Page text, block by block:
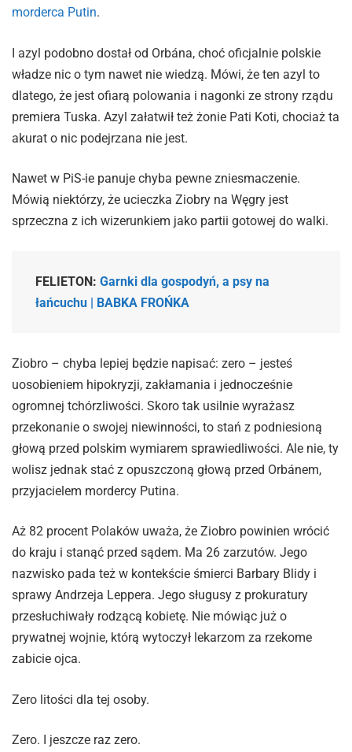
morderca Putin.
I azyl podobno dostał od Orbána, choć oficjalnie polskie
władze nic o tym nawet nie wiedzą. Mówi, że ten azyl to
dlatego, że jest ofiarą polowania i nagonki ze strony rządu
premiera Tuska. Azyl załatwił też żonie Pati Koti, chociaż ta
akurat o nic podejrzana nie jest.
Nawet w PiS-ie panuje chyba pewne zniesmaczenie.
Mówią niektórzy, że ucieczka Ziobry na Węgry jest
sprzeczna z ich wizerunkiem jako partii gotowej do walki.
FELIETON: Garnki dla gospodyń, a psy na
łańcuchu | BABKA FROŃKA
Ziobro – chyba lepiej będzie napisać: zero – jesteś
uosobieniem hipokryzji, zakłamania i jednocześnie
ogromnej tchórzliwości. Skoro tak usilnie wyrażasz
przekonanie o swojej niewinności, to stań z podniesioną
głową przed polskim wymiarem sprawiedliwości. Ale nie, ty
wolisz jednak stać z opuszczoną głową przed Orbánem,
przyjacielem mordercy Putina.
Aż 82 procent Polaków uważa, że Ziobro powinien wrócić
do kraju i stanąć przed sądem. Ma 26 zarzutów. Jego
nazwisko pada też w kontekście śmierci Barbary Blidy i
sprawy Andrzeja Leppera. Jego sługusy z prokuratury
przesłuchiwały rodzącą kobietę. Nie mówiąc już o
prywatnej wojnie, którą wytoczył lekarzom za rzekome
zabicie ojca.
Zero litości dla tej osoby.
Zero. I jeszcze raz zero.